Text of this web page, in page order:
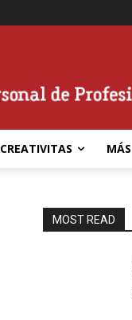
CREATIVITAS MÁS
MOST READ